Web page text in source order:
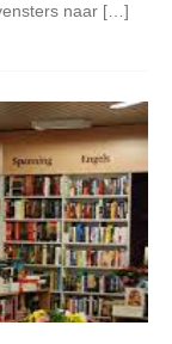
naar […]